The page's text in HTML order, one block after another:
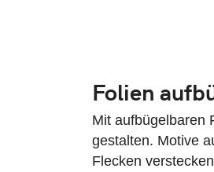
Folien
Mit aufbügelbaren
gestalten. Motive
Flecken